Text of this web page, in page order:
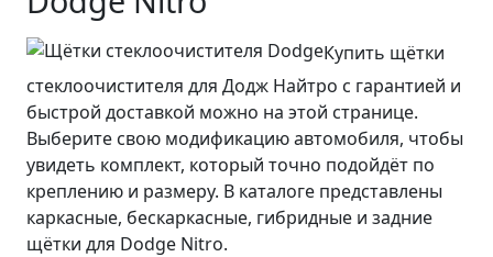
Купить щётки
стеклоочистителя для Додж Найтро с гарантией и
быстрой доставкой можно на этой странице.
Выберите свою модификацию автомобиля, чтобы
увидеть комплект, который точно подойдёт по
креплению и размеру. В каталоге представлены
каркасные, бескаркасные, гибридные и задние
щётки для Dodge Nitro.